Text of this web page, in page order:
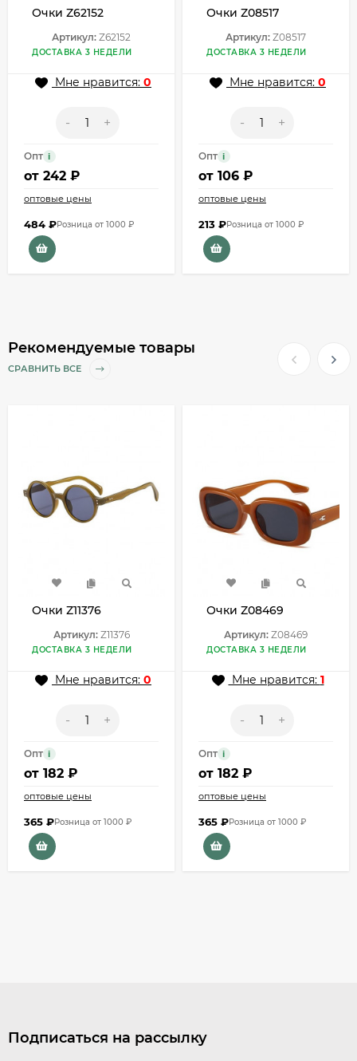
Очки Z62152
Артикул: Z62152
ДОСТАВКА 3 НЕДЕЛИ
Мне нравится: 0
- +
Опт i
от 242 ₽
оптовые цены
484 ₽Розница от 1000 ₽
Очки Z08517
Артикул: Z08517
ДОСТАВКА 3 НЕДЕЛИ
Мне нравится: 0
- +
Опт i
от 106 ₽
оптовые цены
213 ₽Розница от 1000 ₽
Рекомендуемые товары
СРАВНИТЬ ВСЕ
Очки Z11376
Артикул:Z11376
ДОСТАВКА 3 НЕДЕЛИ
Мне нравится: 0
- +
Опт i
от 182 ₽
оптовые цены
365 ₽Розница от 1000 ₽
Очки Z08469
Артикул: Z08469
ДОСТАВКА 3 НЕДЕЛИ
Мне нравится: 1
- +
Опт i
от 182 ₽
оптовые цены
365 ₽Розница от 1000 ₽
Подписаться на рассылку